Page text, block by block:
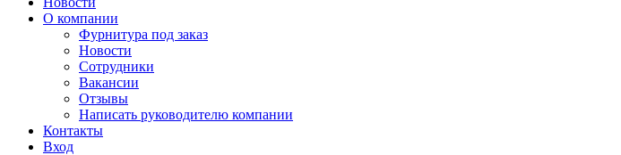
О компании
Фурнитура под заказ
Новости
Сотрудники
Вакансии
Отзывы
Написать руководителю компании
Контакты
Вход